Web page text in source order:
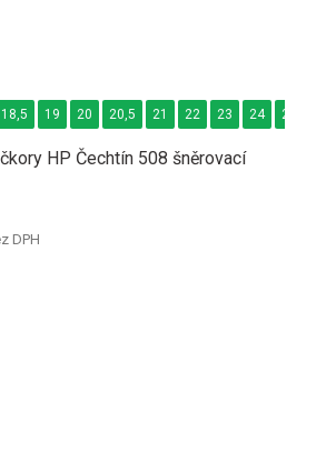
HP Čechtín 508 šněrovací
DPH
18,5 19 20 20,5 21 22 23 24 24,5